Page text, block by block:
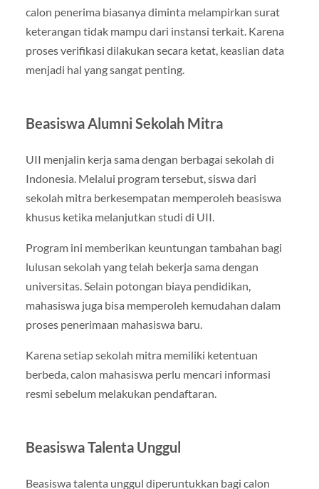
calon penerima biasanya diminta melampirkan surat
keterangan tidak mampu dari instansi terkait. Karena
proses verifikasi dilakukan secara ketat, keaslian data
menjadi hal yang sangat penting.
Beasiswa Alumni Sekolah Mitra
UII menjalin kerja sama dengan berbagai sekolah di
Indonesia. Melalui program tersebut, siswa dari
sekolah mitra berkesempatan memperoleh beasiswa
khusus ketika melanjutkan studi di UII.
Program ini memberikan keuntungan tambahan bagi
lulusan sekolah yang telah bekerja sama dengan
universitas. Selain potongan biaya pendidikan,
mahasiswa juga bisa memperoleh kemudahan dalam
proses penerimaan mahasiswa baru.
Karena setiap sekolah mitra memiliki ketentuan
berbeda, calon mahasiswa perlu mencari informasi
resmi sebelum melakukan pendaftaran.
Beasiswa Talenta Unggul
Beasiswa talenta unggul diperuntukkan bagi calon